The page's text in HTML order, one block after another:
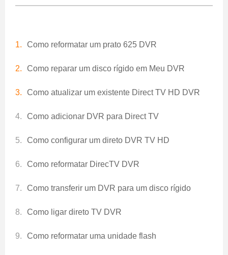
Como reformatar um prato 625 DVR
Como reparar um disco rígido em Meu DVR
Como atualizar um existente Direct TV HD DVR
Como adicionar DVR para Direct TV
Como configurar um direto DVR TV HD
Como reformatar DirecTV DVR
Como transferir um DVR para um disco rígido
Como ligar direto TV DVR
Como reformatar uma unidade flash